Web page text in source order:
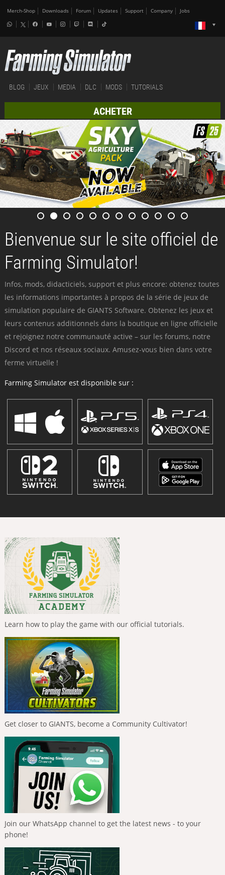
Merch-Shop Downloads Forum Updates Support Company Jobs
BLOG JEUX MEDIA DLC MODS TUTORIALS
ACHETER
Bienvenue sur le site officiel de
Farming Simulator!
Infos, mods, didacticiels, support et plus encore: obtenez toutes
les informations importantes à propos de la série de jeux de
simulation populaire de GIANTS Software. Obtenez les jeux et
leurs contenus additionnels dans la boutique en ligne officielle
et rejoignez notre communauté active – sur les forums, notre
Discord et nos réseaux sociaux. Amusez-vous bien dans votre
ferme virtuelle !
Farming Simulator est disponible sur :
Learn how to play the game with our official tutorials.
Get closer to GIANTS, become a Community Cultivator!
Join our WhatsApp channel to get the latest news - to your
phone!